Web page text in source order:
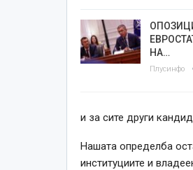
НА…
Плусинфо
и за сите други
Нашата определба
институциите и